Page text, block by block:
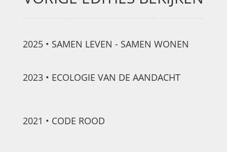
2025 • SAMEN LEVEN - SAMEN WONEN
2023 • ECOLOGIE VAN DE AANDACHT
2021 • CODE ROOD